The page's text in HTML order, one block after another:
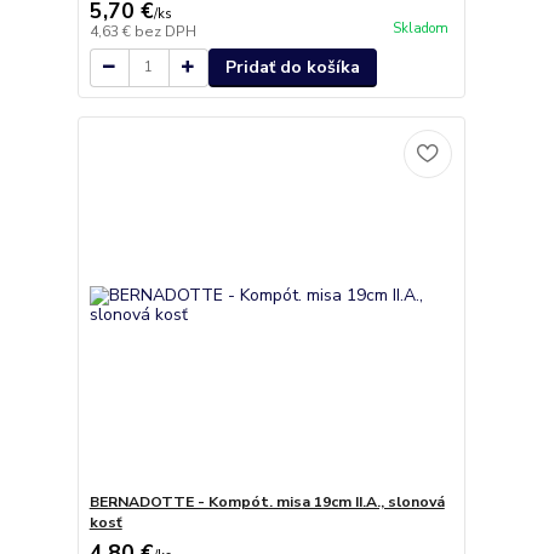
5,70 €/ks
4,63 € bez DPH Skladom
Pridať do košíka
BERNADOTTE - Kompót. misa 19cm II.A., slonová
kosť